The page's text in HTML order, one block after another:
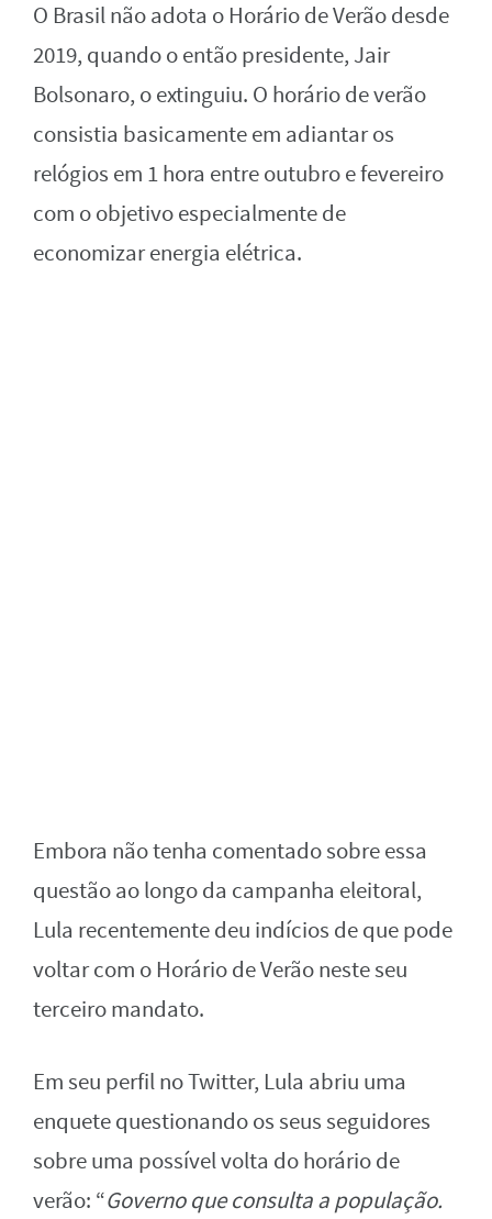
O Brasil não adota o Horário de Verão desde
2019, quando o então presidente, Jair
Bolsonaro, o extinguiu. O horário de verão
consistia basicamente em adiantar os
relógios em 1 hora entre outubro e fevereiro
com o objetivo especialmente de
economizar energia elétrica.
Embora não tenha comentado sobre essa
questão ao longo da campanha eleitoral,
Lula recentemente deu indícios de que pode
voltar com o Horário de Verão neste seu
terceiro mandato.
Em seu perfil no Twitter, Lula abriu uma
enquete questionando os seus seguidores
sobre uma possível volta do horário de
verão: “Governo que consulta a população.